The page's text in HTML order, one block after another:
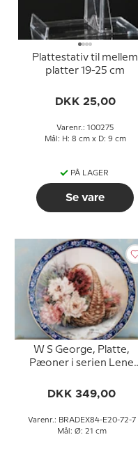
Plattestativ til mellem
platter 19-25 cm
DKK 25,00
Varenr.: 100275
Mål: H: 8 cm x D: 9 cm
PÅ LAGER
Se vare
W S George, Platte,
Pæoner i serien Lene
DKK 349,00
Varenr.: BRADEX84-E20-72-7
Mål: Ø: 21 cm